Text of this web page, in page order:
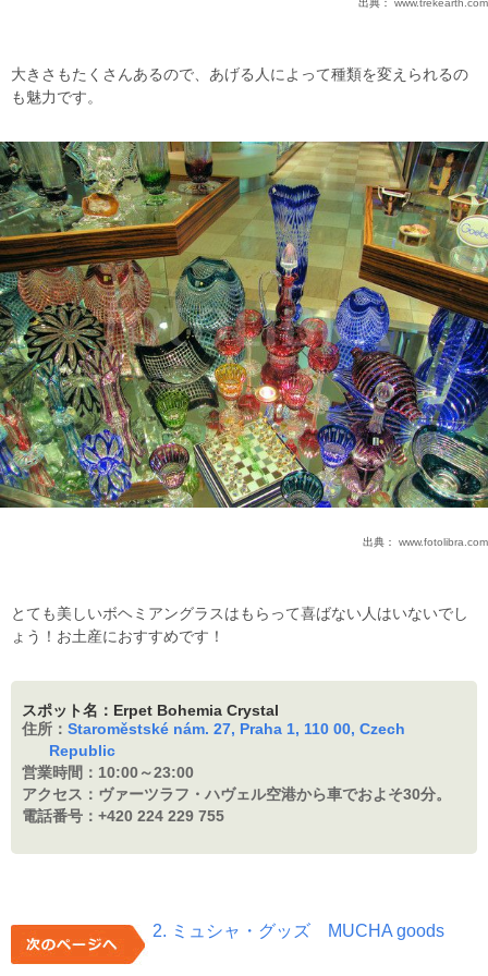
出典： www.trekearth.com
大きさもたくさんあるので、あげる人によって種類を変えられるの
も魅力です。
出典： www.fotolibra.com
とても美しいボヘミアングラスはもらって喜ばない人はいないでし
ょう！お土産におすすめです！
スポット名：Erpet Bohemia Crystal
住所： Staroměstské nám. 27, Praha 1, 110 00, Czech
Republic
営業時間： 10:00～23:00
アクセス： ヴァーツラフ・ハヴェル空港から車でおよそ30分。
電話番号： +420 224 229 755
2. ミュシャ・グッズ MUCHA goods